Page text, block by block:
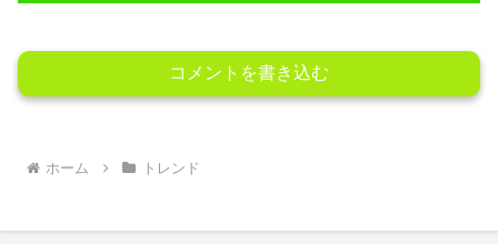
コメントを書き込む
ホーム トレンド